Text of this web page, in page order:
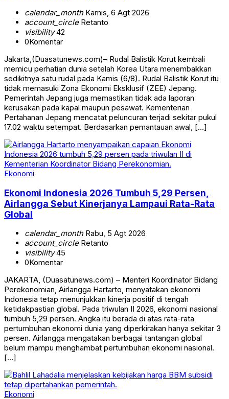
calendar_monthKamis, 6 Agt 2026
account_circleRetanto
visibility42
0Komentar
Jakarta,(Duasatunews.com)– Rudal Balistik Korut kembali
memicu perhatian dunia setelah Korea Utara menembakkan
sedikitnya satu rudal pada Kamis (6/8). Rudal Balistik Korut itu
tidak memasuki Zona Ekonomi Eksklusif (ZEE) Jepang.
Pemerintah Jepang juga memastikan tidak ada laporan
kerusakan pada kapal maupun pesawat. Kementerian
Pertahanan Jepang mencatat peluncuran terjadi sekitar pukul
17.02 waktu setempat. Berdasarkan pemantauan awal, […]
Ekonomi
Ekonomi Indonesia 2026 Tumbuh 5,29 Persen,
Airlangga Sebut Kinerjanya Lampaui Rata-Rata
Global
calendar_monthRabu, 5 Agt 2026
account_circleRetanto
visibility45
0Komentar
JAKARTA, (Duasatunews.com) – Menteri Koordinator Bidang
Perekonomian, Airlangga Hartarto, menyatakan ekonomi
Indonesia tetap menunjukkan kinerja positif di tengah
ketidakpastian global. Pada triwulan II 2026, ekonomi nasional
tumbuh 5,29 persen. Angka itu berada di atas rata-rata
pertumbuhan ekonomi dunia yang diperkirakan hanya sekitar 3
persen. Airlangga mengatakan berbagai tantangan global
belum mampu menghambat pertumbuhan ekonomi nasional.
[…]
Ekonomi